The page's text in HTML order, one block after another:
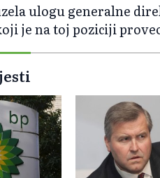
ulogu generalne
je na toj poziciji